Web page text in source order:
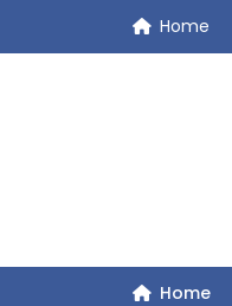
Home
Home